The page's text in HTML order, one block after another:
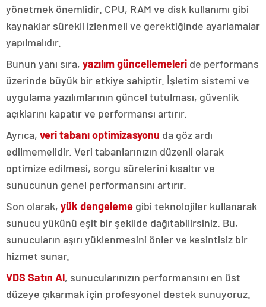
yönetmek önemlidir. CPU, RAM ve disk kullanımı gibi
kaynaklar sürekli izlenmeli ve gerektiğinde ayarlamalar
yapılmalıdır.
Bunun yanı sıra, yazılım güncellemeleri de performans
üzerinde büyük bir etkiye sahiptir. İşletim sistemi ve
uygulama yazılımlarının güncel tutulması, güvenlik
açıklarını kapatır ve performansı artırır.
Ayrıca, veri tabanı optimizasyonu da göz ardı
edilmemelidir. Veri tabanlarınızın düzenli olarak
optimize edilmesi, sorgu sürelerini kısaltır ve
sunucunun genel performansını artırır.
Son olarak, yük dengeleme gibi teknolojiler kullanarak
sunucu yükünü eşit bir şekilde dağıtabilirsiniz. Bu,
sunucuların aşırı yüklenmesini önler ve kesintisiz bir
hizmet sunar.
VDS Satın Al, sunucularınızın performansını en üst
düzeye çıkarmak için profesyonel destek sunuyoruz.